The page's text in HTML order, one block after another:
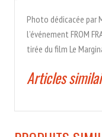
(Belmondo)
Photo dédicacée par
l’événement FROM
tirée du film Le
Articles